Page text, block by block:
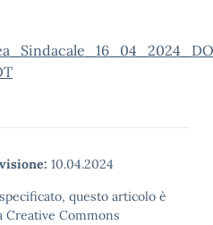
10.04.2024
questo articolo è
Creative Commons